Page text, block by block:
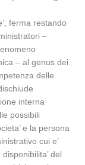
ferma restando
–
– al genus dei
delle
interna
possibili
e la persona
cui e’
del